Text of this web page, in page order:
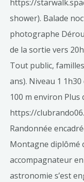
https://
shower). Balade
photographe
de la sortie vers
Tout public,
ans). Niveau 1
100 m environ Plus
https://
Randonnée
Montagne diplômé
accompagnateur
astronomie s’est